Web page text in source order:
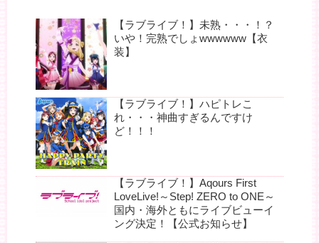
【ラブライブ！】未熟・・・！？
いや！完熟でしょwwwwww【衣
装】
【ラブライブ！】ハピトレこ
れ・・・神曲すぎるんですけ
ど！！！
【ラブライブ！】Aqours First
LoveLive!～Step! ZERO to ONE～
国内・海外ともにライブビューイ
ング決定！【公式お知らせ】